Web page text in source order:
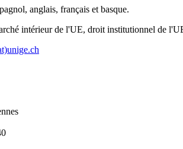
anglais, français et basque.
intérieur de l'UE, droit institutionnel de